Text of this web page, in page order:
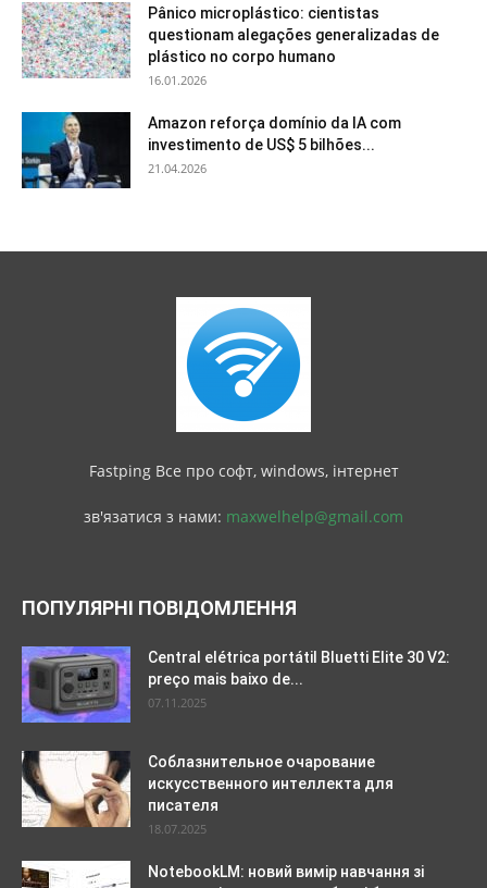
Pânico microplástico: cientistas
questionam alegações generalizadas de
plástico no corpo humano
16.01.2026
Amazon reforça domínio da IA com
investimento de US$ 5 bilhões...
21.04.2026
Fastping Все про софт, windows, інтернет
зв'язатися з нами: maxwelhelp@gmail.com
ПОПУЛЯРНІ ПОВІДОМЛЕННЯ
Central elétrica portátil Bluetti Elite 30 V2:
preço mais baixo de...
07.11.2025
Соблазнительное очарование
искусственного интеллекта для
писателя
18.07.2025
NotebookLM: новий вимір навчання зі